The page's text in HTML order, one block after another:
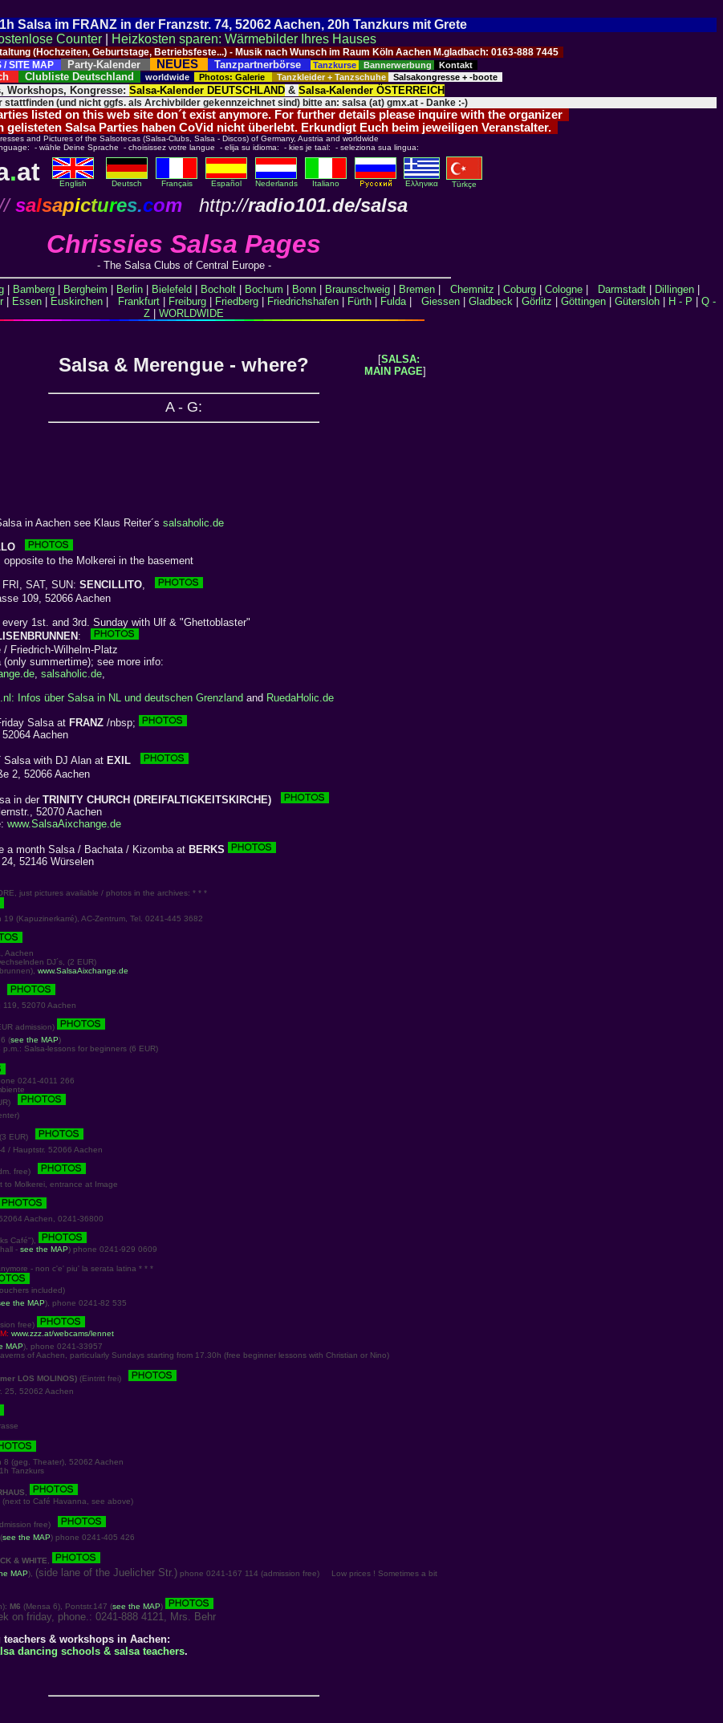
Salsa im FRANZ in der Franzstr. 74, 52062 Aachen, 20h Tanzkurs mit Grete
Counter
Heizkosten sparen: Wärmebilder Ihres Hauses
(Hochzeiten, Geburtstage, Betriebsfeste...) - Musik nach Wunsch im Raum Köln Aachen M.gladbach: 0163-888 7445
/ SITE MAP
Party-Kalender NEUES Tanzpartnerbörse Tanzkurse Bannerwerbung Kontakt
Clubliste Deutschland worldwide Photos: Galerie Tanzkleider + Tanzschuhe Salsakongresse + -boote
Workshops, Kongresse: Salsa-Kalender DEUTSCHLAND & Salsa-Kalender ÖSTERREICH
stattfinden (und nicht ggfs. als Archivbilder gekennzeichnet sind) bitte an: salsa (at) gmx.at - Danke :-)
listed on this web site don´t exist anymore. For further details please inquire with the organizer
Salsa Parties haben CoVid nicht überlebt. Erkundigt Euch beim jeweiligen Veranstalter.
and Pictures of the Salsotecas (Salsa-Clubs, Salsa - Discos) of Germany, Austria and worldwide
- wähle Deine Sprache - choisissez votre langue - elija su idioma: - kies je taal: - seleziona sua lingua:
.at English Deutsch Français Español Nederlands Italiano Eλληνικα Türkçe
salsapictures.com http://radio101.de/salsa
Chrissies Salsa Pages
- The Salsa Clubs of Central Europe -
| Bamberg| Bergheim Berlin| Bielefeld Bocholt| Bochum Bonn| Braunschweig| Bremen| Chemnitz Coburg| Cologne| Darmstadt| Dillingen|
| Essen| Euskirchen| Frankfurt| Freiburg| Friedberg| Friedrichshafen| Fürth| Fulda| Giessen| Gladbeck| Görlitz Göttingen| Gütersloh| H - P
Q -
Z
WORLDWIDE
Salsa & Merengue - where? [SALSA:
MAIN PAGE]
A - G:
in Aachen see Klaus Reiter´s salsaholic.de
to the Molkerei in the basement
SAT, SUN: SENCILLITO
109, 52066 Aachen
1st. and 3rd. Sunday with Ulf & "Ghettoblaster"
:
Friedrich-Wilhelm-Platz
summertime); see more info:
salsaholic.de
Infos über Salsa in NL und deutschen Grenzland and RuedaHolic.de
Salsa at FRANZ /nbsp;
Aachen
Salsa with DJ Alan at EXIL
2, 52066 Aachen
in derTRINITY CHURCH (DREIFALTIGKEITSKIRCHE)
52070 Aachen
www.SalsaAixchange.de
a month Salsa / Bachata / Kizomba at BERKS
52146 Würselen
just pictures available / photos in the archives: * * *
(Kapuzinerkarré), AC-Zentrum, Tel. 0241-445 3682
Aachen
DJ´s, (2 EUR)
www.SalsaAixchange.de
52070 Aachen
admission)
(see the MAP)
Salsa-lessons for beginners (6 EUR)
0241-4011 266
(3 EUR)
/ Hauptstr. 52066 Aachen
free)
Molkerei, entrance at Image
Aachen, 0241-36800
Café"),
- see the MAP) phone 0241-929 0609
- non c'e' piu' la serata latina * * *
included)
the MAP), phone 0241-82 535
free)
www.zzz.at/webcams/lennet
MAP), phone 0241-33957
of Aachen, particularly Sundays starting from 17.30h (free beginner lessons with Christian or Nino)
LOS MOLINOS) (Eintritt frei)
25, 52062 Aachen
(geg. Theater), 52062 Aachen
Tanzkurs
to Café Havanna, see above)
free)
see the MAP) phone 0241-405 426
& WHITE
MAP), (side lane of the Juelicher Str.) phone 0241-167 114 (admission free) Low prices ! Sometimes a bit
M6 (Mensa 6), Pontstr.147 (see the MAP)
on friday, phone.: 0241-888 4121, Mrs. Behr
& workshops in Aachen:
dancing schools & salsa teachers.